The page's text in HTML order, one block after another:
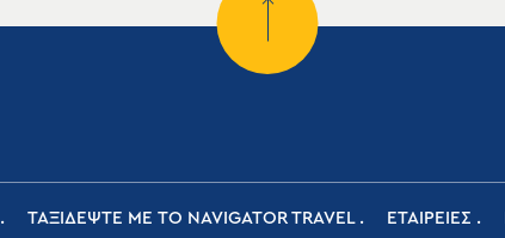
ΤΑΞΙΔΕΨΤΕ ΜΕ ΤΟ NAVIGATOR TRAVEL ΕΤΑΙΡΕΙΕΣ